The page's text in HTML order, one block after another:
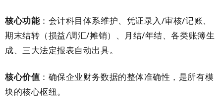
核心功能：会计科目体系维护、凭证录入/审核/记账、
期末结转（损益/调汇/摊销）、月结/年结、各类账簿生
成、三大法定报表自动出具。
核心价值 ：确保企业财务数据的整体准确性，是所有模
块的核心枢纽。